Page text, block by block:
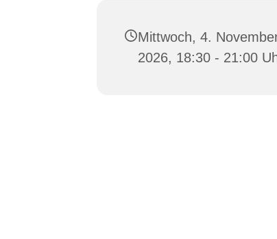
Mittwoch, 4.
2026, 18:30 - 21:00